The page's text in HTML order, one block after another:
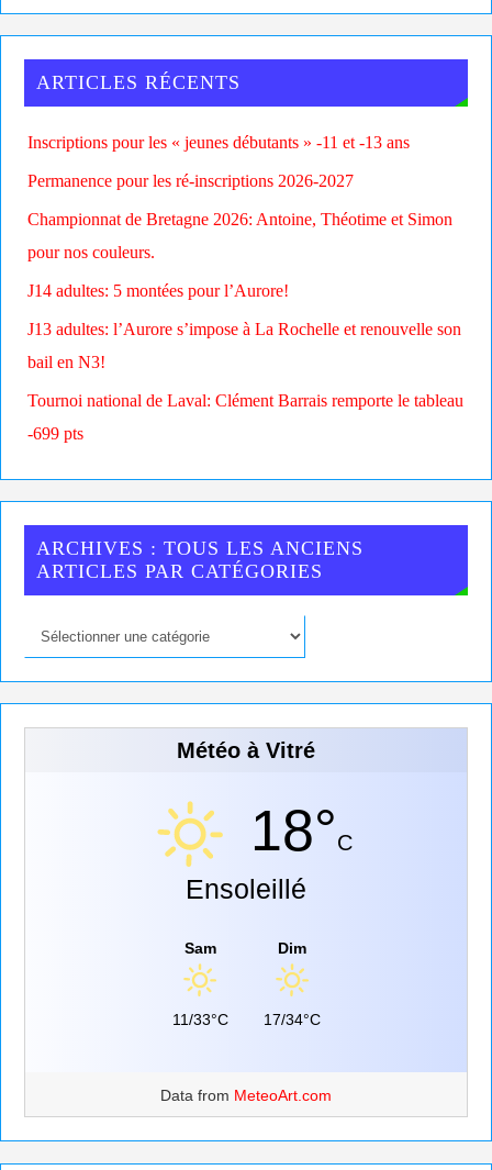
ARTICLES RÉCENTS
Inscriptions pour les « jeunes débutants » -11 et -13 ans
Permanence pour les ré-inscriptions 2026-2027
Championnat de Bretagne 2026: Antoine, Théotime et Simon
pour nos couleurs.
J14 adultes: 5 montées pour l’Aurore!
J13 adultes: l’Aurore s’impose à La Rochelle et renouvelle son
bail en N3!
Tournoi national de Laval: Clément Barrais remporte le tableau
-699 pts
ARCHIVES : TOUS LES ANCIENS
ARTICLES PAR CATÉGORIES
Météo à Vitré
18°C
Ensoleillé
Sam
11/33°C
Dim
17/34°C
Data from MeteoArt.com